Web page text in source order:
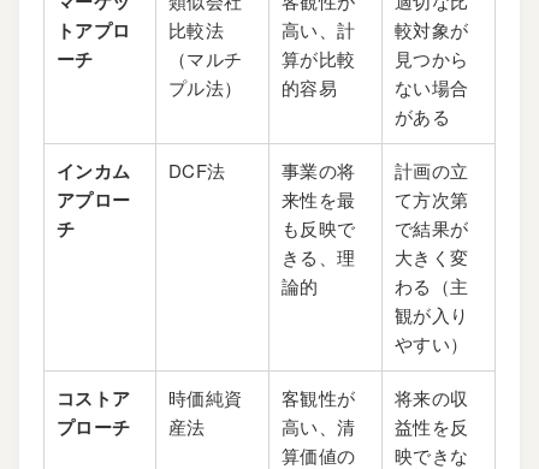
トアプロ
ーチ
比較法
（マルチ
プル法）
高い、計
算が比較
的容易
較対象が
見つから
ない場合
がある
インカム
アプロー
チ
DCF法
事業の将
来性を最
も反映で
きる、理
論的
計画の立
て方次第
で結果が
大きく変
わる（主
観が入り
やすい）
コストア
プローチ
時価純資
産法
客観性が
高い、清
算価値の
将来の収
益性を反
映できな